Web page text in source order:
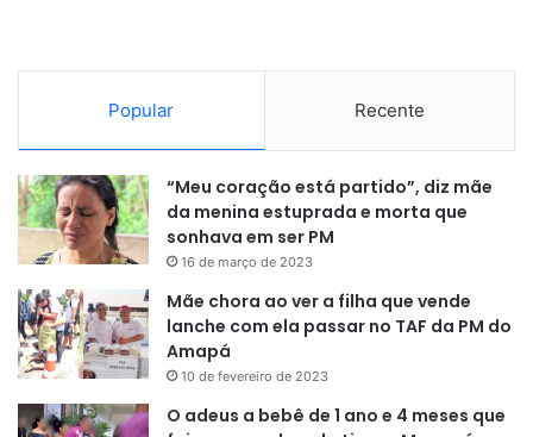
Popular Recente
“Meu coração está partido”, diz mãe
da menina estuprada e morta que
sonhava em ser PM
16 de março de 2023
Mãe chora ao ver a filha que vende
lanche com ela passar no TAF da PM do
Amapá
10 de fevereiro de 2023
O adeus a bebê de 1 ano e 4 meses que